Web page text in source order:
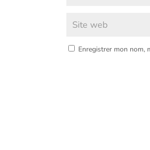
Enregistrer mon nom,